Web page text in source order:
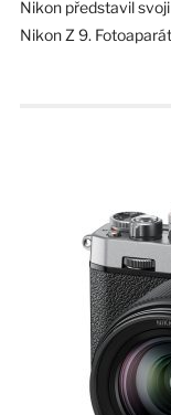
Nikon představil
Nikon Z 9.